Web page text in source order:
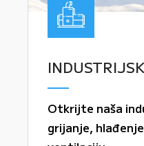
Otkrijte naša
grijanje,